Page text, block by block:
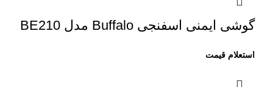
گوشی ایمنی اسفنجی Buffalo مدل BE210